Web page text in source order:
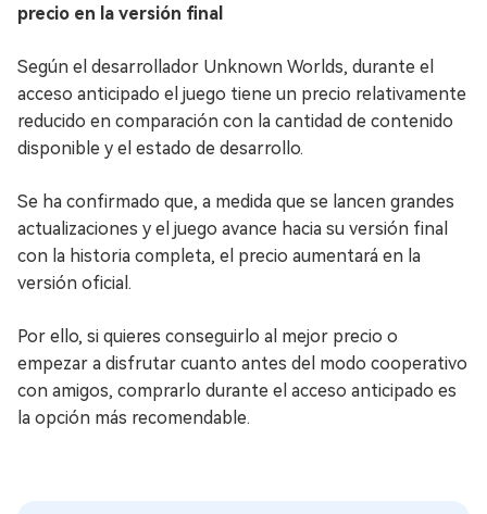
precio en la versión final
Según el desarrollador Unknown Worlds, durante el
acceso anticipado el juego tiene un precio relativamente
reducido en comparación con la cantidad de contenido
disponible y el estado de desarrollo.
Se ha confirmado que, a medida que se lancen grandes
actualizaciones y el juego avance hacia su versión final
con la historia completa, el precio aumentará en la
versión oficial.
Por ello, si quieres conseguirlo al mejor precio o
empezar a disfrutar cuanto antes del modo cooperativo
con amigos, comprarlo durante el acceso anticipado es
la opción más recomendable.